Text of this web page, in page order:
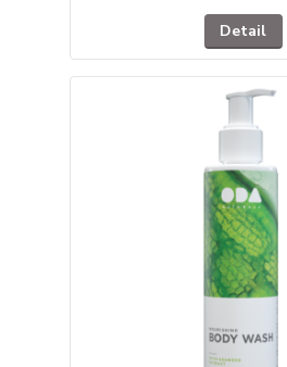
Detail